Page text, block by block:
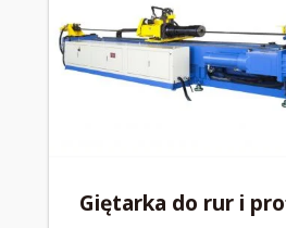
Giętarka do rur i